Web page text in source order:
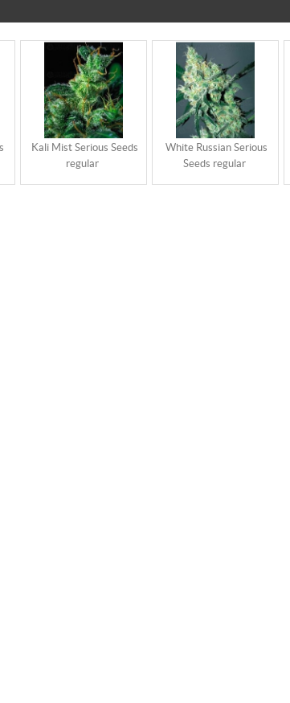
Kali Mist Serious Seeds
regular
White Russian Serious
Seeds regular